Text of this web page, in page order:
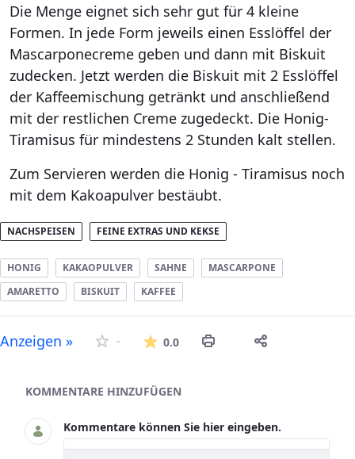
Die Menge eignet sich sehr gut für 4 kleine
Formen. In jede Form jeweils einen Esslöffel der
Mascarponecreme geben und dann mit Biskuit
zudecken. Jetzt werden die Biskuit mit 2 Esslöffel
der Kaffeemischung getränkt und anschließend
mit der restlichen Creme zugedeckt. Die Honig-
Tiramisus für mindestens 2 Stunden kalt stellen.
Zum Servieren werden die Honig - Tiramisus noch
mit dem Kakoapulver bestäubt.
NACHSPEISEN FEINE EXTRAS UND KEKSE
HONIG KAKAOPULVER SAHNE
MASCARPONE
AMARETTO
BISKUIT KAFFEE
Anzeigen » - 0.0Die durchschnittliche
Asset-Herausgeber
KOMMENTARE HINZUFÜGEN
Kommentare können Sie hier eingeben.